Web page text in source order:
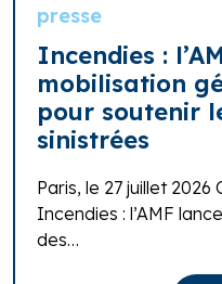
presse
Incendies :
mobilisation
pour soutenir
sinistrées
Paris, le 27 juillet 2026
Incendies : l’AMF
des…